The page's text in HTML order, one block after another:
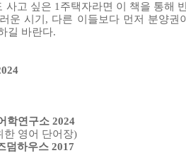
고 싶은 1주택자라면 이 책을 통해
운 시기, 다른 이들보다 먼저 분양권
길 바란다.
학연구소 2024
한 영어 단어장)
덤하우스 2017